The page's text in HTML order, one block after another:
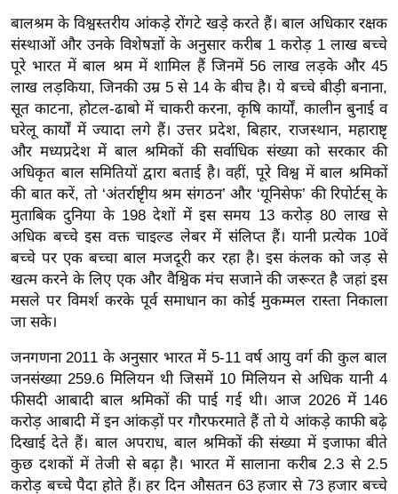
रं
ज
न
ज
ग
त
बॉ
ली
वु
ड
हॉ
ली
वु
फि
ल्म
स
मी
क्षा
बालश्रम के विश्वस्तरीय आंकड़े रोंगटे खड़े करते हैं। बाल अधिकार रक्षक
संस्थाओं और उनके विशेषज्ञों के अनुसार करीब 1 करोड़ 1 लाख बच्चे
पूरे भारत में बाल श्रम में शामिल हैं जिनमें 56 लाख लड़के और 45
लाख लड़किया, जिनकी उम्र 5 से 14 के बीच है। ये बच्चे बीड़ी बनाना,
सूत काटना, होटल-ढाबो में चाकरी करना, कृषि कार्यों, कालीन बुनाई व
घरेलू कार्यों में ज्यादा लगे हैं। उत्तर प्रदेश, बिहार, राजस्थान, महाराष्टृ
और मध्यप्रदेश में बाल श्रमिकों की सर्वाधिक संख्या को सरकार की
अधिकृत बाल समितियों द्वारा बताई है। वहीं, पूरे विश्व में बाल श्रमिकों
की बात करें, तो ‘अंतर्राष्टृीय श्रम संगठन’ और ‘यूनिसेफ’ की रिपोर्टस् के
मुताबिक दुनिया के 198 देशों में इस समय 13 करोड़ 80 लाख से
अधिक बच्चे इस वक्त चाइल्ड लेबर में संलिप्त हैं। यानी प्रत्येक 10वें
बच्चे पर एक बच्चा बाल मजदूरी कर रहा है। इस कंलक को जड़ से
खत्म करने के लिए एक और वैश्विक मंच सजाने की जरूरत है जहां इस
मसले पर विमर्श करके पूर्व समाधान का कोई मुकम्मल रास्ता निकाला
जा सके।
जनगणना 2011 के अनुसार भारत में 5-11 वर्ष आयु वर्ग की कुल बाल
जनसंख्या 259.6 मिलियन थी जिसमें 10 मिलियन से अधिक यानी 4
फीसदी आबादी बाल श्रमिकों की पाई गई थी। आज 2026 में 146
करोड़ आबादी में इन आंकड़ों पर गौरफरमाते हैं तो ये आंकड़े काफी बढ़े
दिखाई देते हैं। बाल अपराध, बाल श्रमिकों की संख्या में इजाफा बीते
कुछ दशकों में तेजी से बढ़ा है। भारत में सालाना करीब 2.3 से 2.5
करोड़ बच्चे पैदा होते हैं। हर दिन औसतन 63 हजार से 73 हजार बच्चे